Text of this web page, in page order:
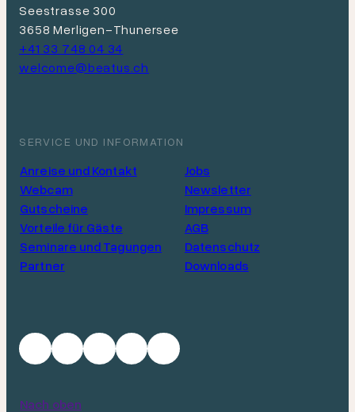
Seestrasse 300
3658 Merligen-Thunersee
+41 33 748 04 34
welcome@beatus.ch
SERVICE UND INFORMATION
Anreise und Kontakt
Webcam
Gutscheine
Vorteile für Gäste
Seminare und Tagungen
Partner
Jobs
Newsletter
Impressum
AGB
Datenschutz
Downloads
Nach oben